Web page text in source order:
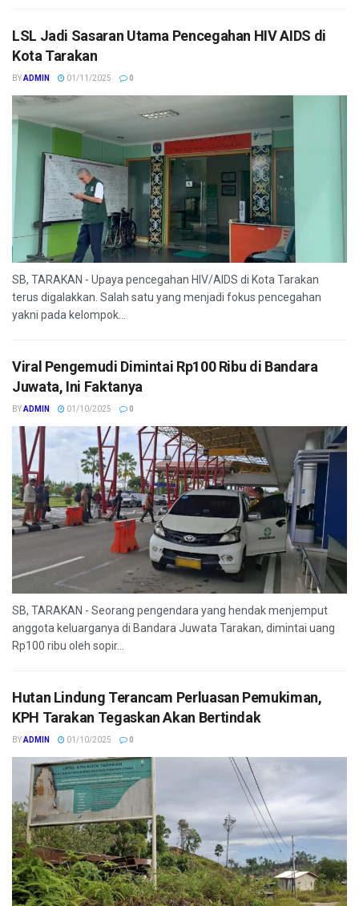
LSL Jadi Sasaran Utama Pencegahan HIV AIDS di
Kota Tarakan
BYADMIN 01/11/2025 0
SB, TARAKAN - Upaya pencegahan HIV/AIDS di Kota Tarakan
terus digalakkan. Salah satu yang menjadi fokus pencegahan
yakni pada kelompok...
Viral Pengemudi Dimintai Rp100 Ribu di Bandara
Juwata, Ini Faktanya
BYADMIN 01/10/2025 0
SB, TARAKAN - Seorang pengendara yang hendak menjemput
anggota keluarganya di Bandara Juwata Tarakan, dimintai uang
Rp100 ribu oleh sopir...
Hutan Lindung Terancam Perluasan Pemukiman,
KPH Tarakan Tegaskan Akan Bertindak
BYADMIN 01/10/2025 0